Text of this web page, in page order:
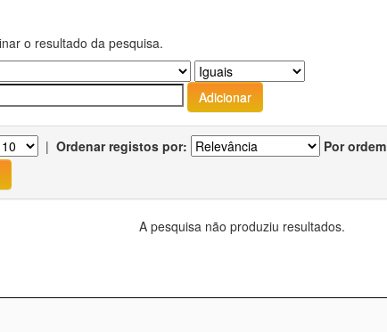
o resultado da pesquisa.
| Ordenar registos por: Por ordem
A pesquisa não produziu resultados.